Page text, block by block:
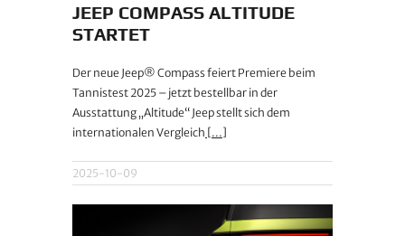
JEEP COMPASS ALTITUDE
STARTET
Der neue Jeep® Compass feiert Premiere beim
Tannistest 2025 – jetzt bestellbar in der
Ausstattung „Altitude“ Jeep stellt sich dem
internationalen Vergleich [...]
2025-10-09